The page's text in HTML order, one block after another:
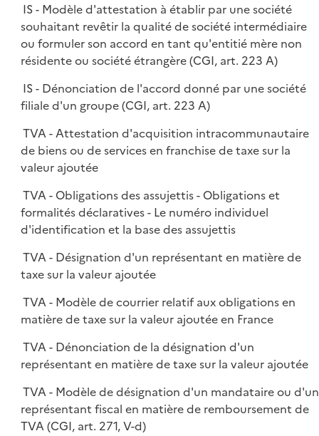
IS - Modèle d'attestation à établir par une société
souhaitant revêtir la qualité de société intermédiaire
ou formuler son accord en tant qu'entitié mère non
résidente ou société étrangère (CGI, art. 223 A)
IS - Dénonciation de l'accord donné par une société
filiale d'un groupe (CGI, art. 223 A)
TVA - Attestation d'acquisition intracommunautaire
de biens ou de services en franchise de taxe sur la
valeur ajoutée
TVA - Obligations des assujettis - Obligations et
formalités déclaratives - Le numéro individuel
d'identification et la base des assujettis
TVA - Désignation d'un représentant en matière de
taxe sur la valeur ajoutée
TVA - Modèle de courrier relatif aux obligations en
matière de taxe sur la valeur ajoutée en France
TVA - Dénonciation de la désignation d'un
représentant en matière de taxe sur la valeur ajoutée
TVA - Modèle de désignation d'un mandataire ou d'un
représentant fiscal en matière de remboursement de
TVA (CGI, art. 271, V-d)